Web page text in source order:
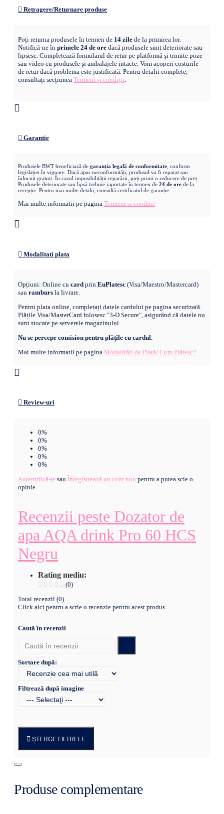
Retragere/Returnare produse
Poți returna produsele în termen de 14 zile de la primirea lor.
Notifică-ne în primele 24 de ore dacă produsele sunt deteriorate sau
lipsesc. Completează formularul de retur pe platformă și trimite poze
sau video cu produsele și ambalajele intacte. Vom acoperi costurile
de retur dacă problema este justificată. Pentru detalii complete,
consultați secțiunea Termeni și condiții.
Garantie
Produsele BWT beneficiază de garanția legală de conformitate , conform
legislației în vigoare. Dacă apar neconformități, produsul va fi reparat sau
înlocuit gratuit. În cazul imposibilității reparării, poți primi o reducere de preț.
Produsele deteriorate sau lipsă trebuie raportate în termen de 24 de ore de la
recepție. Pentru mai multe detalii, consultă certificatul de garanție.
Mai multe informatii pe pagina Termeni si conditii
Modalitati plata
Opțiuni: Online cu card prin EuPlatesc (Visa/Maestro/Mastercard)
sau ramburs la livrare.
Pentru plata online, completați datele cardului pe pagina securizată.
Plățile Visa/MasterCard folosesc "3-D Secure", asigurând că datele nu
sunt stocate pe serverele magazinului.
Nu se percepe comision pentru plățile cu cardul.
Mai multe informatii pe pagina Modalități de Plată/ Cum Plătesc?
Review-uri
0%
0%
0%
0%
0%
Autentifică-te sau Înregistrează un cont nou pentru a putea scie o
opinie
Recenzii peste Dozator de
apa AQA drink Pro 60 HCS
Negru
Rating mediu:
(0)
Total recenzii (0)
Click aici pentru a scrie o recenzie pentru acest produs.
Caută în recenzii
Sortare după:
Filtrează după imagine
ȘTERGE FILTRELE
Produse complementare